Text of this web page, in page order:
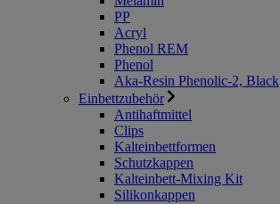
PP
Acryl
Phenol REM
Phenol
Aka-Resin Phenolic-2, Black
Einbettzubehör
Antihaftmittel
Clips
Kalteinbettformen
Schutzkappen
Kalteinbett-Mixing Kit
Silikonkappen